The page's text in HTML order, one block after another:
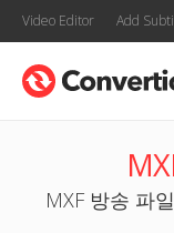
Video Editor Add
MXF 방송 파